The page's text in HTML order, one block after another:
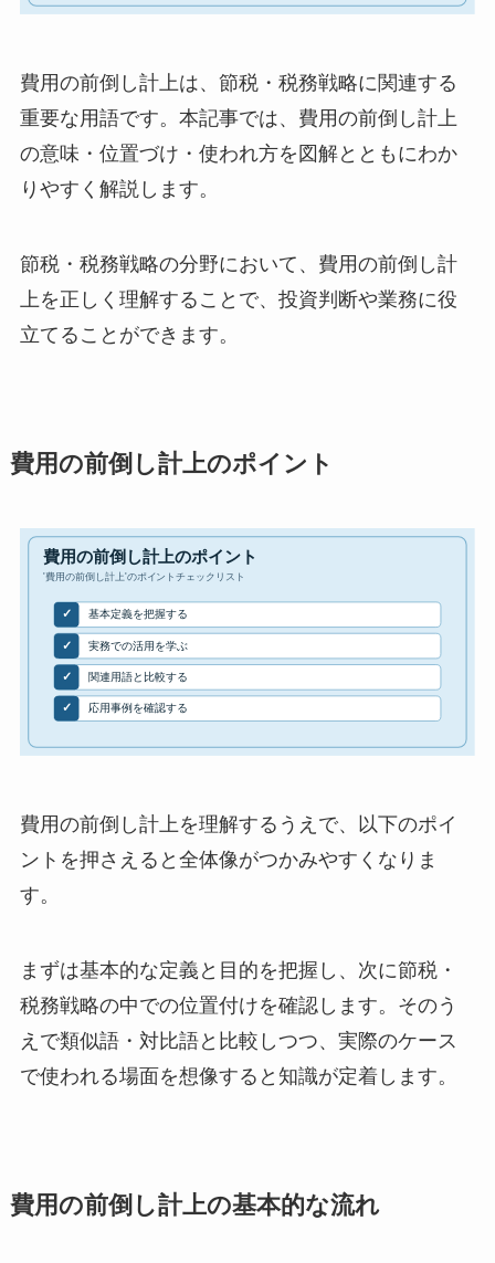
費用の前倒し計上は、節税・税務戦略に関連する
重要な用語です。本記事では、費用の前倒し計上
の意味・位置づけ・使われ方を図解とともにわか
りやすく解説します。
節税・税務戦略の分野において、費用の前倒し計
上を正しく理解することで、投資判断や業務に役
立てることができます。
費用の前倒し計上のポイント
費用の前倒し計上を理解するうえで、以下のポイ
ントを押さえると全体像がつかみやすくなりま
す。
まずは基本的な定義と目的を把握し、次に節税・
税務戦略の中での位置付けを確認します。そのう
えで類似語・対比語と比較しつつ、実際のケース
で使われる場面を想像すると知識が定着します。
費用の前倒し計上の基本的な流れ